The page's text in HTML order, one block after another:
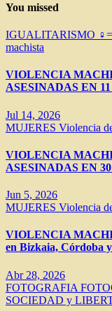
You missed
IGUALITARISMO
machista
VIOLENCIA
ASESINADAS EN
Jul 14, 2026
MUJERES Violencia
VIOLENCIA
ASESINADAS EN
Jun 5, 2026
MUJERES Violencia
VIOLENCIA
en Bizkaia, Córdoba
Abr 28, 2026
FOTOGRAFIA
SOCIEDAD y